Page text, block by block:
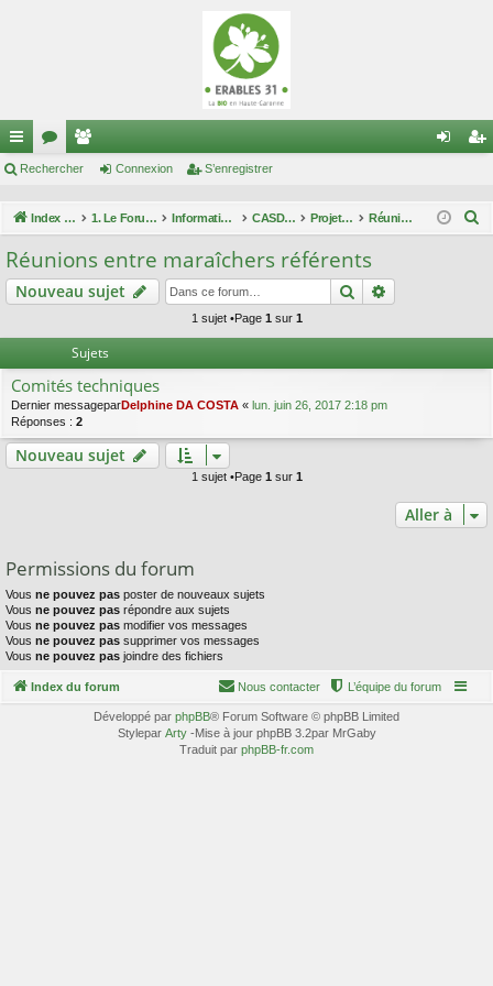
cc
ra
pi
de
or
m
s
e
br
es
xi eg
r
Rechercher Connexion S’enregistrer
Index du forum 1. Le Forum des maraîchers Informations techniques CASDAR maîtrise enherbement Projet "Maîtrise de l'enherbement" Réunions entre maraîchers référents
r
Réunions entre maraîchers référents
Nouveau sujet Rechercher
1 sujet •Page 1 sur 1
Sujets
Comités techniques
Dernier messageparDelphine DA COSTA « lun. juin 26, 2017 2:18 pm
Réponses : 2
Nouveau sujet
1 sujet •Page 1 sur 1
Aller à
Permissions du forum
Vous ne pouvez pas poster de nouveaux sujets
Vous ne pouvez pas répondre aux sujets
Vous ne pouvez pas modifier vos messages
Vous ne pouvez pas supprimer vos messages
Vous ne pouvez pas joindre des fichiers
Index du forum L’équipe du forum
Nous contacter
Développé par phpBB® Forum Software © phpBB Limited
Stylepar Arty-Mise à jour phpBB 3.2par MrGaby
Traduit par phpBB-fr.com